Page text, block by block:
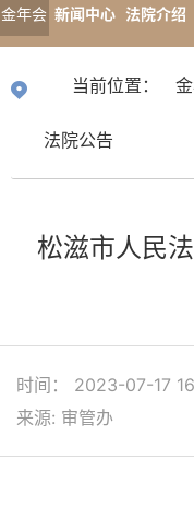
金年会
方网
新闻中心 法院介绍
当前位置：
法院公告
松滋市人民
时间： 2023-07-17
来源: 审管办